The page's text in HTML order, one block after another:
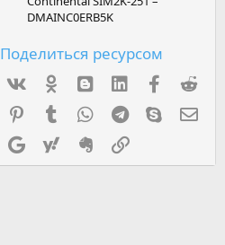
DMAINC0ERB5K
Поделиться ресурсом
Ok mes_blogger
Linked InFacebook
PinterestTumblr WhatsAppTelegram
Skype
Google Yahoo Evernote